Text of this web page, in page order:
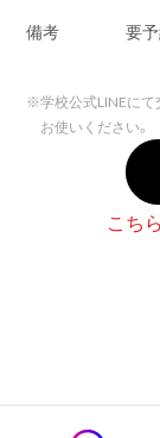
備考
要
※学校公式LINEに
お使いください。
こち